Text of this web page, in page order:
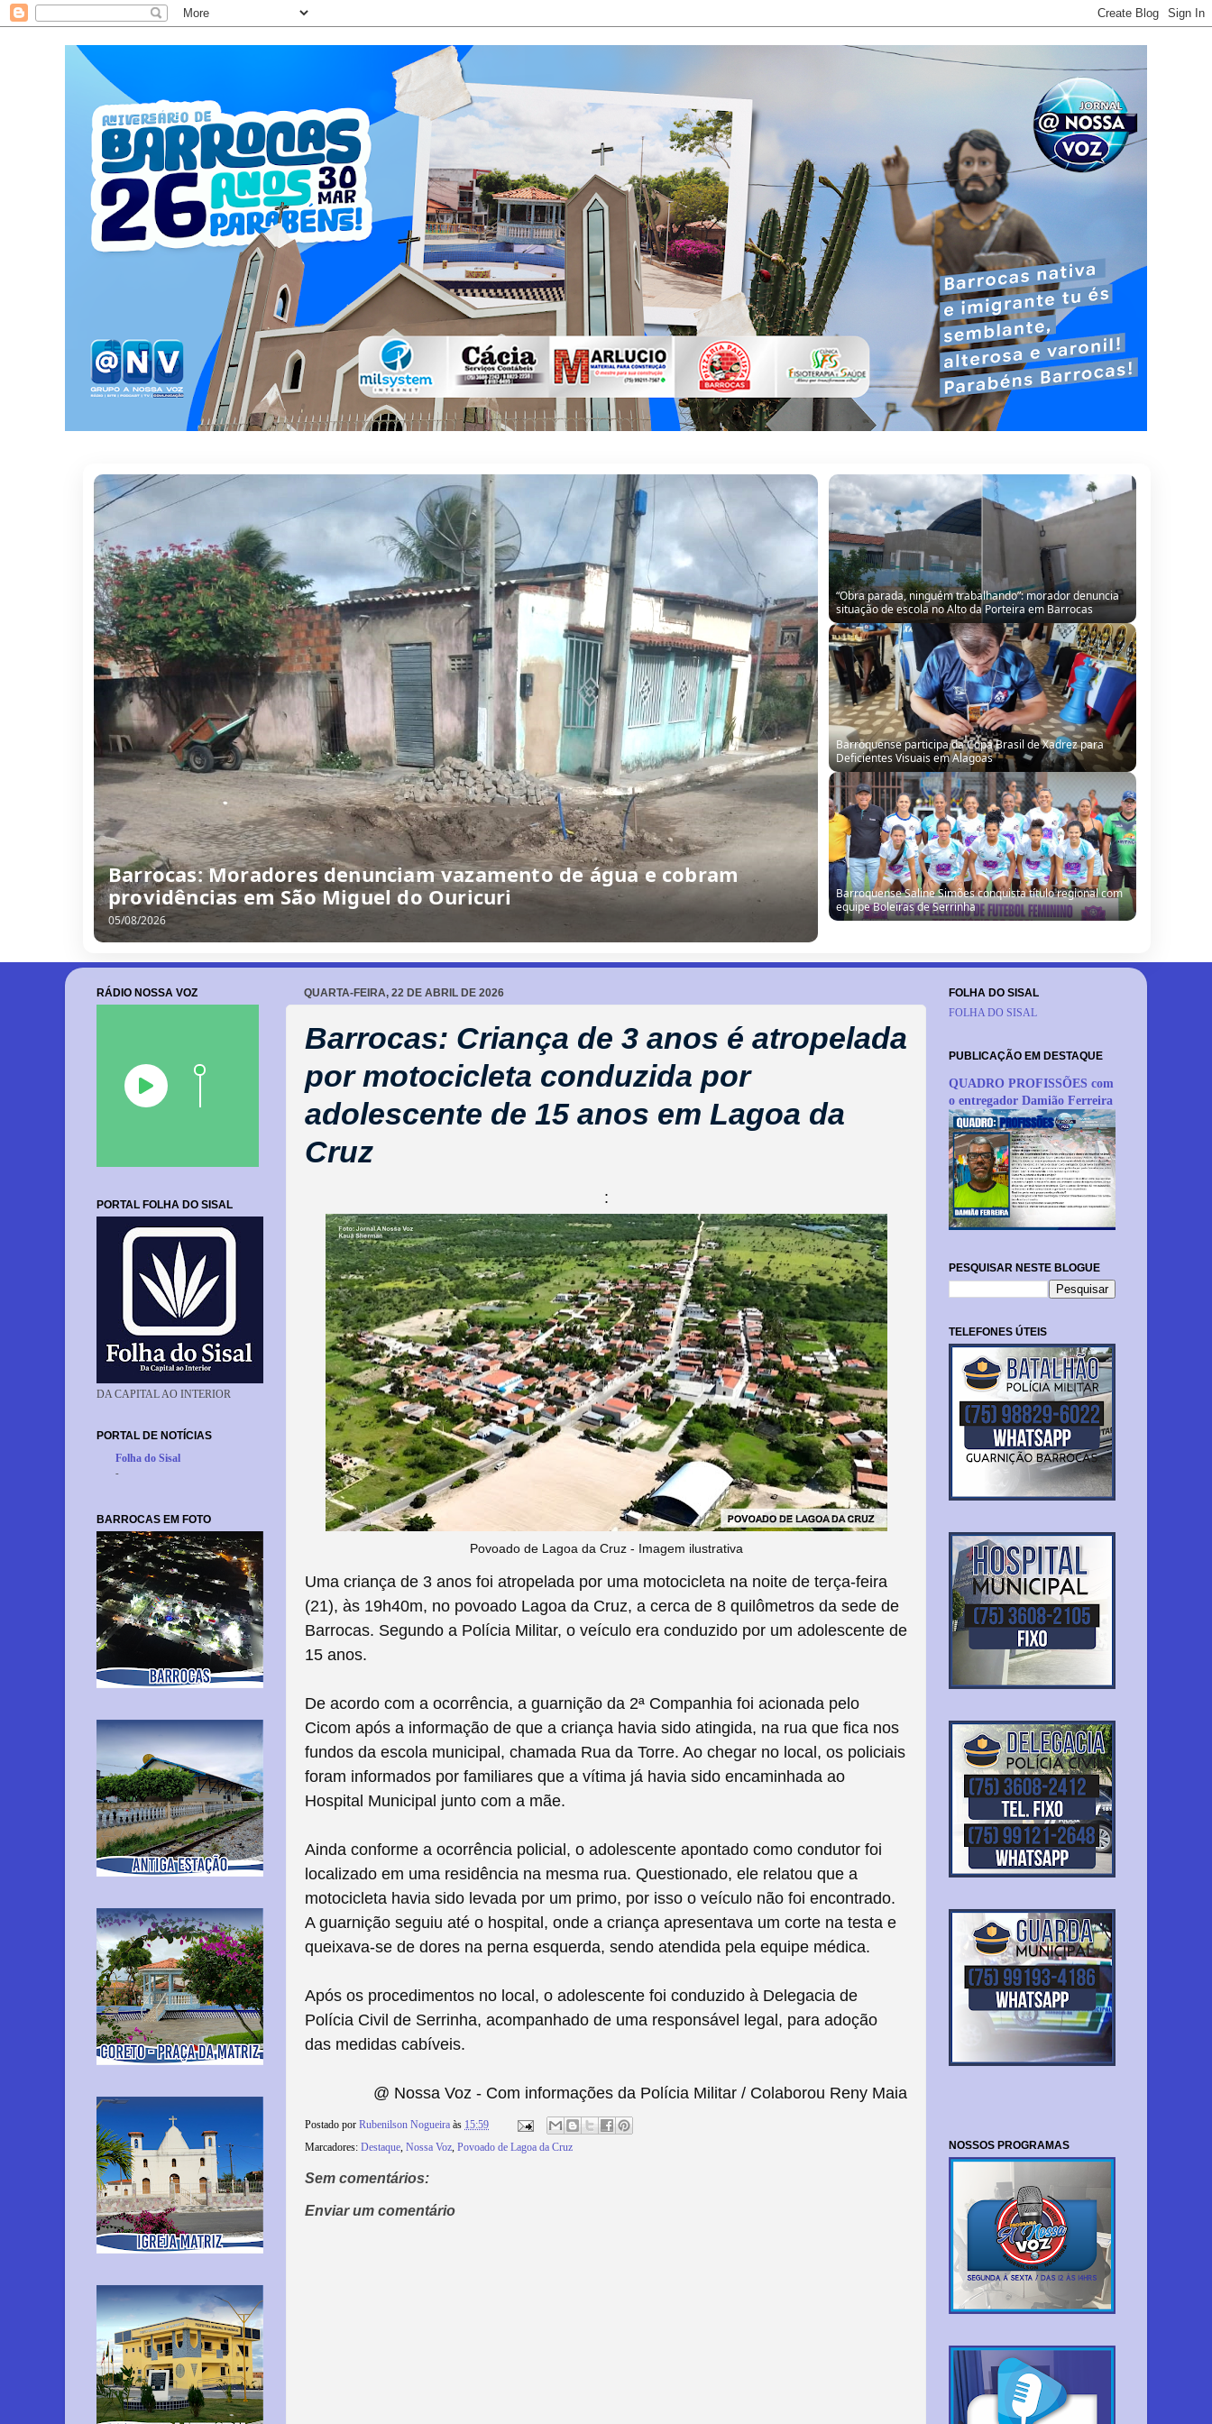
“Obra parada, ninguém trabalhando”: morador denuncia situação de
escola no Alto da Porteira em Barrocas
06/08/2026
Barroquense participa da Copa Brasil de Xadrez para
Deficientes Visuais em Alagoas
Barroquense Saline Simões conquista título regional com
equipe Boleiras de Serrinha
Barrocas: Moradores denunciam vazamento de água e
cobram providências em São Miguel do Ouricuri
QUARTA-FEIRA, 22 DE ABRIL DE 2026
Barrocas: Criança de 3 anos é atropelada
por motocicleta conduzida por
adolescente de 15 anos em Lagoa da
Cruz
:
Povoado de Lagoa da Cruz - Imagem ilustrativa
Uma criança de 3 anos foi atropelada por uma motocicleta na noite de terça-feira
(21), às 19h40m, no povoado Lagoa da Cruz, a cerca de 8 quilômetros da sede de
Barrocas. Segundo a Polícia Militar, o veículo era conduzido por um adolescente de
15 anos.
De acordo com a ocorrência, a guarnição da 2ª Companhia foi acionada pelo
Cicom após a informação de que a criança havia sido atingida, na rua que fica nos
fundos da escola municipal, chamada Rua da Torre. Ao chegar no local, os policiais
foram informados por familiares que a vítima já havia sido encaminhada ao
Hospital Municipal junto com a mãe.
Ainda conforme a ocorrência policial, o adolescente apontado como condutor foi
localizado em uma residência na mesma rua. Questionado, ele relatou que a
motocicleta havia sido levada por um primo, por isso o veículo não foi encontrado.
A guarnição seguiu até o hospital, onde a criança apresentava um corte na testa e
queixava-se de dores na perna esquerda, sendo atendida pela equipe médica.
Após os procedimentos no local, o adolescente foi conduzido à Delegacia de
Polícia Civil de Serrinha, acompanhado de uma responsável legal, para adoção
das medidas cabíveis.
@ Nossa Voz - Com informações da Polícia Militar / Colaborou Reny Maia
Postado por Rubenilson Nogueira às 15:59
Marcadores: Destaque, Nossa Voz, Povoado de Lagoa da Cruz
Sem comentários:
Enviar um comentário
RÁDIO NOSSA VOZ
PORTAL FOLHA DO SISAL
DA CAPITAL AO INTERIOR
PORTAL DE NOTÍCIAS
Folha do Sisal
-
BARROCAS EM FOTO
FOLHA DO SISAL
FOLHA DO SISAL
PUBLICAÇÃO EM DESTAQUE
QUADRO PROFISSÕES com
o entregador Damião Ferreira
PESQUISAR NESTE BLOGUE
TELEFONES ÚTEIS
NOSSOS PROGRAMAS